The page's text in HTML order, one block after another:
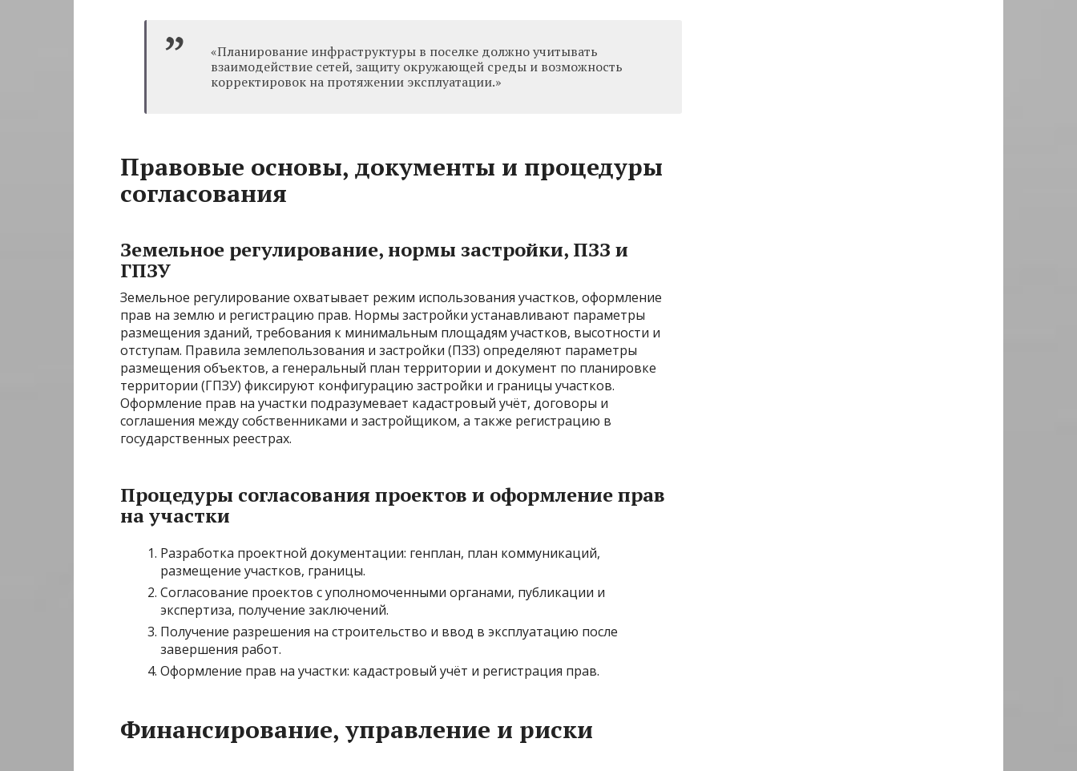
«Планирование инфраструктуры в поселке должно учитывать
взаимодействие сетей, защиту окружающей среды и возможность
корректировок на протяжении эксплуатации.»
Правовые основы, документы и процедуры
согласования
Земельное регулирование, нормы застройки, ПЗЗ и
ГПЗУ
Земельное регулирование охватывает режим использования участков, оформление
прав на землю и регистрацию прав. Нормы застройки устанавливают параметры
размещения зданий, требования к минимальным площадям участков, высотности и
отступам. Правила землепользования и застройки (ПЗЗ) определяют параметры
размещения объектов, а генеральный план территории и документ по планировке
территории (ГПЗУ) фиксируют конфигурацию застройки и границы участков.
Оформление прав на участки подразумевает кадастровый учёт, договоры и
соглашения между собственниками и застройщиком, а также регистрацию в
государственных реестрах.
Процедуры согласования проектов и оформление прав
на участки
Разработка проектной документации: генплан, план коммуникаций,
размещение участков, границы.
Согласование проектов с уполномоченными органами, публикации и
экспертиза, получение заключений.
Получение разрешения на строительство и ввод в эксплуатацию после
завершения работ.
Оформление прав на участки: кадастровый учёт и регистрация прав.
Финансирование, управление и риски